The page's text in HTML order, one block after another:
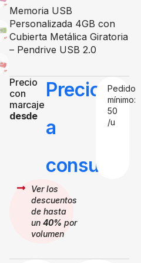
Memoria USB
Personalizada 4GB con
Cubierta Metálica Giratoria
– Pendrive USB 2.0
Precio
con
marcaje
desde
Precio
a
consultar
Pedido
mínimo:
50
/u
Ver los
descuentos
de hasta
un 40% por
volumen